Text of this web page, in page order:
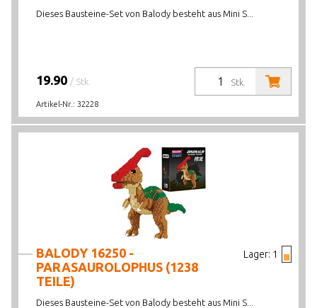
Dieses Bausteine-Set von Balody besteht aus Mini S...
Stk.
19.90 / Stk.
Artikel-Nr.: 32228
Lager: 1
BALODY 16250 -
PARASAUROLOPHUS (1238
TEILE)
Dieses Bausteine-Set von Balody besteht aus Mini S...